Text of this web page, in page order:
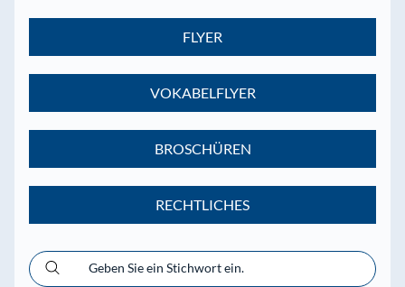
FLYER
VOKABELFLYER
BROSCHÜREN
RECHTLICHES
Geben Sie ein Stichwort ein.